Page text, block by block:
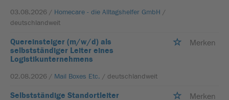
03.08.2026 / Homecare - die Alltagshelfer GmbH /
deutschlandweit
Quereinsteiger (m/w/d) als
selbstständiger Leiter eines
Logistikunternehmens
Merken
02.08.2026 / Mail Boxes Etc. / deutschlandweit
Selbstständige Standortleiter
Merken